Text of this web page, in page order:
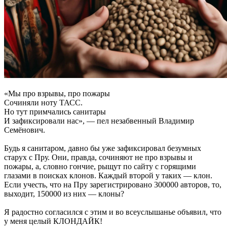
«Мы про взрывы, про пожары
Сочиняли ноту ТАСС.
Но тут примчались санитары
И зафиксировали нас», — пел незабвенный Владимир
Семёнович.
Будь я санитаром, давно бы уже зафиксировал безумных
старух с Пру. Они, правда, сочиняют не про взрывы и
пожары, а, словно гончие, рыщут по сайту с горящими
глазами в поисках клонов. Каждый второй у таких — клон.
Если учесть, что на Пру зарегистрировано 300000 авторов, то,
выходит, 150000 из них — клоны?
Я радостно согласился с этим и во всеуслышанье объявил, что
у меня целый КЛОНДАЙК!